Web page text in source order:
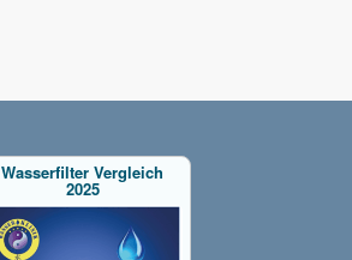
Wasserfilter Vergleich
2025